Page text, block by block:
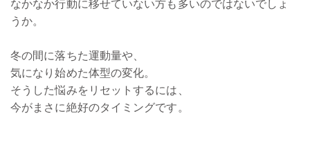
なかなか行動に移せていない方も多いのではないでしょ
うか。
冬の間に落ちた運動量や、
気になり始めた体型の変化。
そうした悩みをリセットするには、
今がまさに絶好のタイミングです。